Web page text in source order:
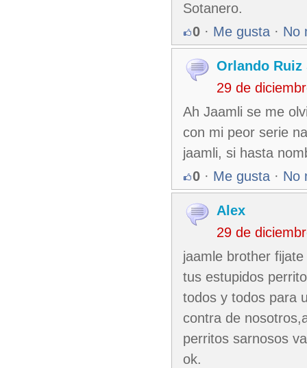
Sotanero.
0 · Me gusta · No
Orlando Ruiz
29 de
Ah Jaamli se me
con mi peor serie
jaamli, si hasta
0 · Me gusta · No
Alex
29 de
jaamle brother
tus estupidos
todos y todos para
contra de
perritos sarnosos
ok.